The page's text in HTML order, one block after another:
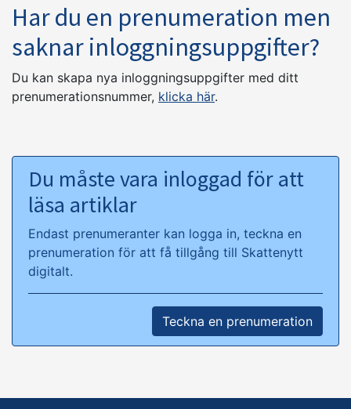
Har du en prenumeration men
saknar inloggningsuppgifter?
Du kan skapa nya inloggningsuppgifter med ditt
prenumerationsnummer, klicka här.
Du måste vara inloggad för att
läsa artiklar
Endast prenumeranter kan logga in, teckna en
prenumeration för att få tillgång till Skattenytt
digitalt.
Teckna en prenumeration